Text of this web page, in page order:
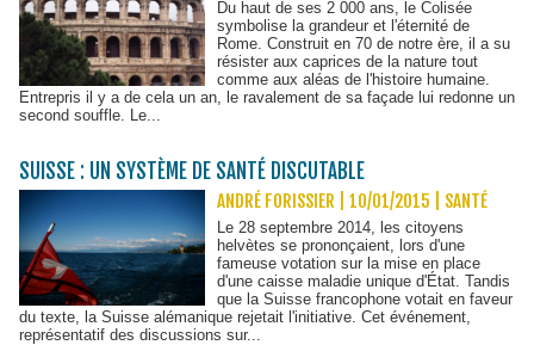
Du haut de ses 2 000 ans, le Colisée
symbolise la grandeur et l'éternité de
Rome. Construit en 70 de notre ère, il a su
résister aux caprices de la nature tout
comme aux aléas de l'histoire humaine.
Entrepris il y a de cela un an, le ravalement de sa façade lui redonne un
second souffle. Le...
SUISSE : UN SYSTÈME DE SANTÉ DISCUTABLE
ANDRÉ FORISSIER | 10/01/2015 SANTÉ
Le 28 septembre 2014, les citoyens
helvètes se prononçaient, lors d'une
fameuse votation sur la mise en place
d'une caisse maladie unique d'État. Tandis
que la Suisse francophone votait en faveur
du texte, la Suisse alémanique rejetait l'initiative. Cet événement,
représentatif des discussions sur...